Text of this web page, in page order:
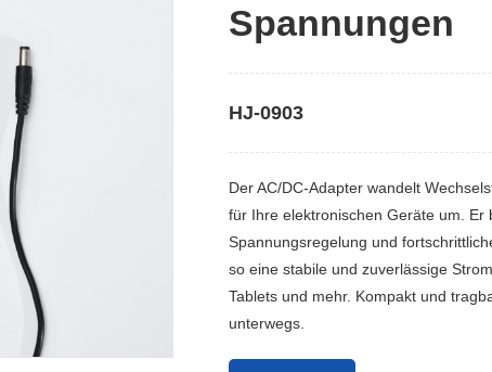
Spannungen
HJ-0903
Der AC/DC-Adapter wandelt
für Ihre elektronischen Geräte um. Er
Spannungsregelung und
so eine stabile und zuverlässige
Tablets und mehr. Kompakt und
unterwegs.